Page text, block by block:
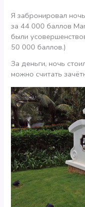
Я забронировал
за 44 000 баллов
были
50 000 баллов.)
За деньги, ночь
можно считать